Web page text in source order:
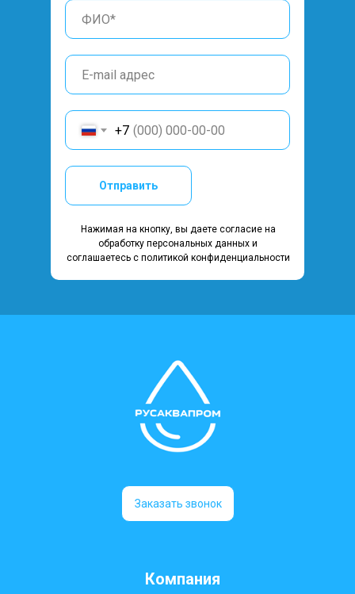
+7
Отправить
Нажимая на кнопку, вы даете согласие на
обработку персональных данных и
соглашаетесь c политикой конфиденциальности
Заказать звонок
Компания